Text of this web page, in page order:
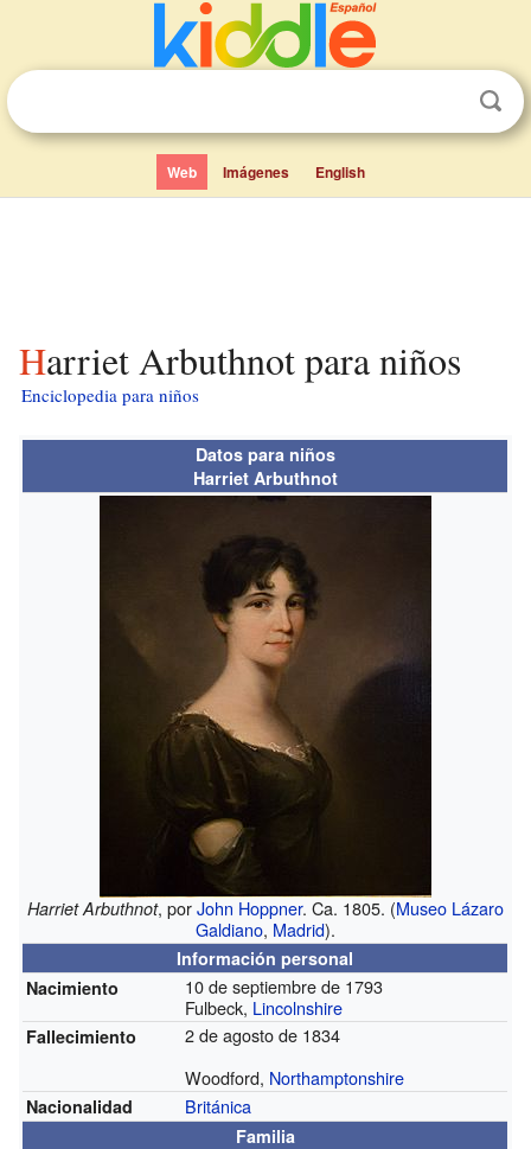
Web Imágenes English
Harriet Arbuthnot para niños
Enciclopedia para niños
Datos para niños
Harriet Arbuthnot
Harriet Arbuthnot, porJohn Hoppner. Ca. 1805. (Museo Lázaro
Galdiano, Madrid).
Información personal
Nacimiento
10 de septiembre de 1793
Fulbeck, Lincolnshire
Fallecimiento
2 de agosto de 1834
Woodford, Northamptonshire
Nacionalidad Británica
Familia